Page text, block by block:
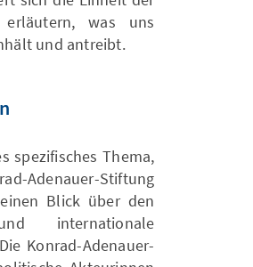
was uns
und antreibt.
spezifisches Thema,
Adenauer-Stiftung
Blick über den
internationale
Konrad-Adenauer-